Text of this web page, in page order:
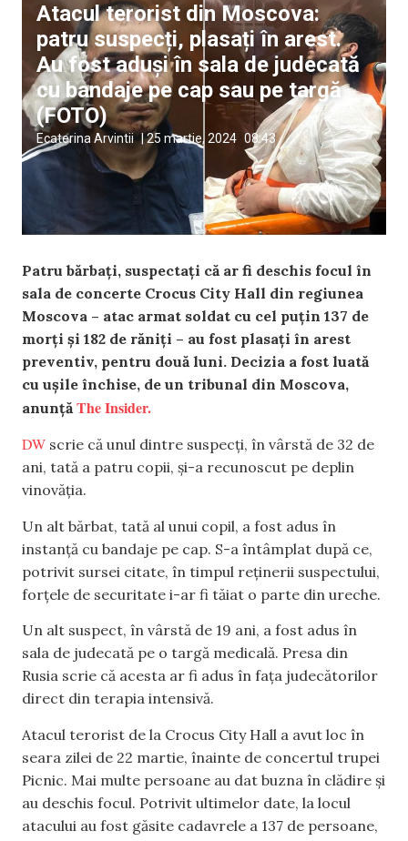
Atacul terorist din Moscova:
patru suspecți, plasați în arest.
Au fost aduși în sala de judecată
cu bandaje pe cap sau pe targă
(FOTO)
Ecaterina Arvintii |25 martie, 2024 08:43
Patru bărbați, suspectați că ar fi deschis focul în
sala de concerte Crocus City Hall din regiunea
Moscova – atac armat soldat cu cel puțin 137 de
morți și 182 de răniți – au fost plasați în arest
preventiv, pentru două luni. Decizia a fost luată
cu ușile închise, de un tribunal din Moscova,
anunțăThe Insider.
DW scrie că unul dintre suspecți, în vârstă de 32 de
ani, tată a patru copii, și-a recunoscut pe deplin
vinovăția.
Un alt bărbat, tată al unui copil, a fost adus în
instanță cu bandaje pe cap. S-a întâmplat după ce,
potrivit sursei citate, în timpul reținerii suspectului,
forțele de securitate i-ar fi tăiat o parte din ureche.
Un alt suspect, în vârstă de 19 ani, a fost adus în
sala de judecată pe o targă medicală. Presa din
Rusia scrie că acesta ar fi adus în fața judecătorilor
direct din terapia intensivă.
Atacul terorist de la Crocus City Hall a avut loc în
seara zilei de 22 martie, înainte de concertul trupei
Picnic. Mai multe persoane au dat buzna în clădire și
au deschis focul. Potrivit ultimelor date, la locul
atacului au fost găsite cadavrele a 137 de persoane,